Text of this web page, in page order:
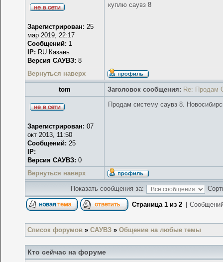
Зарегистрирован: 25
мар 2019, 22:17
Сообщений: 1
IP: RU Казань
Версия САУВЗ: 8
куплю саувз 8
Вернуться наверх
tom Заголовок сообщения: Re: Продам
Зарегистрирован: 07
окт 2013, 11:50
Сообщений: 25
IP:
Версия САУВЗ: 0
Продам систему саувз 8.
Вернуться наверх
Показать сообщения за:
Страница1 из2 [
Список форумов »САУВЗ »Общение на любые темы
Кто сейчас на форуме